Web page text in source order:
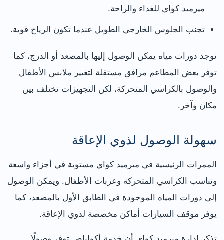
ميرميد كواي للغداء والراحة.
تجنب الجلوس الخارجي الطويل عندما تكون الرياح قوية.
توجد دورات مياه يمكن الوصول إليها بالمصعد أو الدرج، كما
توفر بعض المطاعم مرافق مستقلة لتغيير ملابس الأطفال
والوصول بالكراسي المتحركة، لكن التجهيزات تختلف بين
مكان وآخر.
سهولة الوصول لذوي الإعاقة
الممرات الرئيسية في ميرميد كواي مستوية في أجزاء واسعة
وتناسب الكراسي المتحركة وعربات الأطفال. ويمكن الوصول
إلى دورات المياه الموجودة في الطابق الأول بالمصعد، كما
يوفر موقف السيارات أماكن مخصصة لذوي الإعاقة.